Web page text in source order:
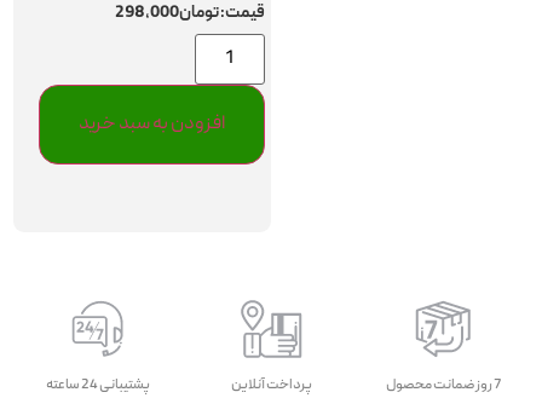
قیمت:تومان298,000
افزودن به سبد خرید
7 روز ضمانت محصول پرداخت آنلاین پشتیبانی 24 ساعته